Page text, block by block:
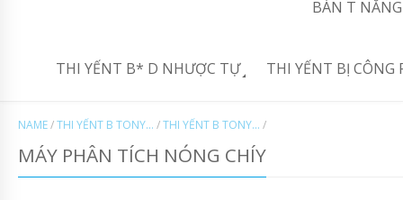
BÁN T
THI YẾNT B* D NHƯỢC TỰ THI YẾNT BỊ CÔNG
NAME/THI YẾNT B TONY... /THI YẾNT B TONY... /
MÁY PHÂN TÍCH NÓNG CHÍY